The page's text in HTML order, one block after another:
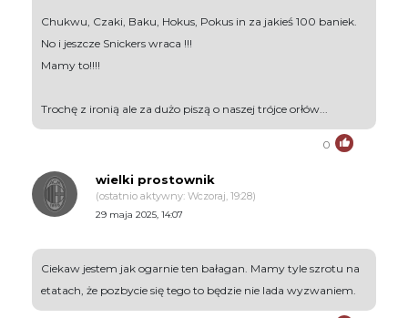
Chukwu, Czaki, Baku, Hokus, Pokus in za jakieś 100 baniek.
No i jeszcze Snickers wraca !!!
Mamy to!!!!
Trochę z ironią ale za dużo piszą o naszej trójce orłów...
0
wielki prostownik
(ostatnio aktywny: Wczoraj, 19:28)
29 maja 2025, 14:07
Ciekaw jestem jak ogarnie ten bałagan. Mamy tyle szrotu na
etatach, że pozbycie się tego to będzie nie lada wyzwaniem.